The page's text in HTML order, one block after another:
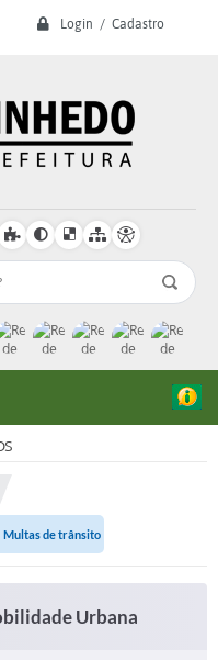
Login / Cadastro
Multas de trânsito
Urbana